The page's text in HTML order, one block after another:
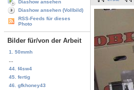
Diashow ansehen
Diashow ansehen (Vollbild)
RSS-Feeds für dieses
Photo
Bilder für/von der Arbeit
1. 50mmh
44. f4sw4
45. fertig
46. gfkhoney43